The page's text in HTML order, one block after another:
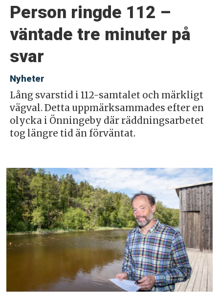
Person ringde 112 –
väntade tre minuter på
svar
Nyheter
Lång svarstid i 112-samtalet och märkligt
vägval. Detta uppmärksammades efter en
olycka i Önningeby där räddningsarbetet
tog längre tid än förväntat.